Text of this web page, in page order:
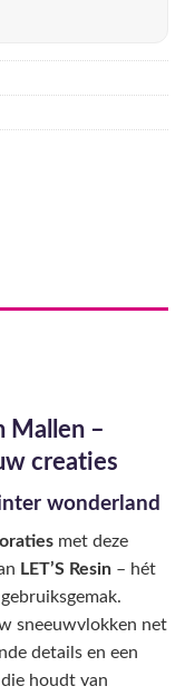
Mallen –
creaties
wonderland
met deze
LET’S Resin – hét
sneeuwvlokken net
details en een
houdt van